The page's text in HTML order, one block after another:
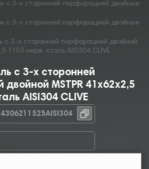
с 3-х сторонней перфорацией двойные
с 3-х сторонней перфорацией двойные
с 3-х сторонней перфорацией двойной
1150 нерж. сталь AISI304 CLIVE
с 3-х сторонней
MSTPR 41х62х2,5
AISI304 CLIVE